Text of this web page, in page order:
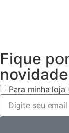
Fique
Para minha loja